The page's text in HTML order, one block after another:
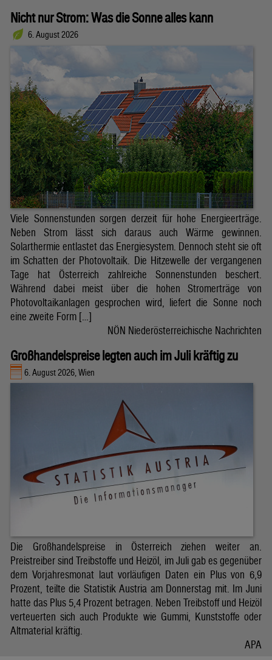
Nicht nur Strom: Was die Sonne alles kann
6. August 2026
Viele Sonnenstunden sorgen derzeit für hohe Energieerträge.
Neben Strom lässt sich daraus auch Wärme gewinnen.
Solarthermie entlastet das Energiesystem. Dennoch steht sie oft
im Schatten der Photovoltaik. Die Hitzewelle der vergangenen
Tage hat Österreich zahlreiche Sonnenstunden beschert.
Während dabei meist über die hohen Stromerträge von
Photovoltaikanlagen gesprochen wird, liefert die Sonne noch
eine zweite Form […]
NÖN Niederösterreichische Nachrichten
Großhandelspreise legten auch im Juli kräftig zu
6. August 2026, Wien
Die Großhandelspreise in Österreich ziehen weiter an.
Preistreiber sind Treibstoffe und Heizöl, im Juli gab es gegenüber
dem Vorjahresmonat laut vorläufigen Daten ein Plus von 6,9
Prozent, teilte die Statistik Austria am Donnerstag mit. Im Juni
hatte das Plus 5,4 Prozent betragen. Neben Treibstoff und Heizöl
verteuerten sich auch Produkte wie Gummi, Kunststoffe oder
Altmaterial kräftig.
APA